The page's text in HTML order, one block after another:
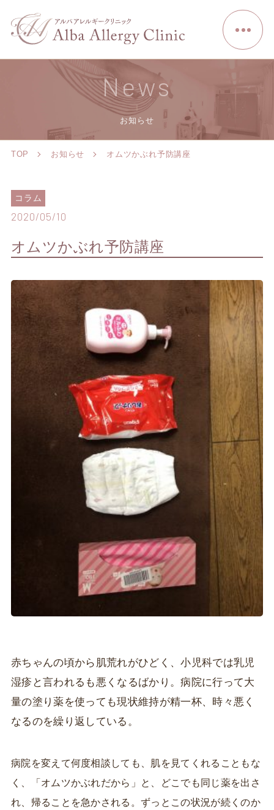
News
お知らせ
TOP お知らせ オムツかぶれ予防講座
コラム
2020/05/10
オムツかぶれ予防講座
赤ちゃんの頃から肌荒れがひどく、小児科では乳児
湿疹と言われるも悪くなるばかり。病院に行って大
量の塗り薬を使っても現状維持が精一杯、時々悪く
なるのを繰り返している。
病院を変えて何度相談しても、肌を見てくれることもな
く、「オムツかぶれだから」と、どこでも同じ薬を出さ
れ、帰ることを急かされる。ずっとこの状況が続くのか